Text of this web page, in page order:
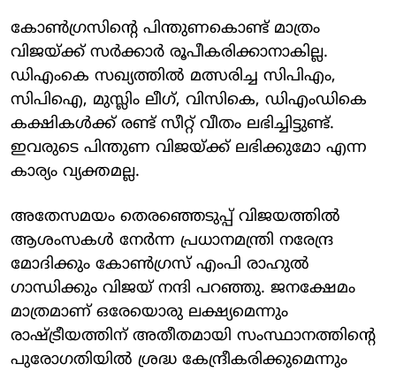
കോൺഗ്രസിന്റെ പിന്തുണകൊണ്ട് മാത്രം
വിജയ്ക്ക് സർക്കാർ രൂപീകരിക്കാനാകില്ല.
ഡിഎംകെ സഖ്യത്തിൽ മത്സരിച്ച സിപിഎം,
സിപിഐ, മുസ്ലിം ലീഗ്, വിസികെ, ഡിഎംഡികെ
കക്ഷികൾക്ക് രണ്ട് സീറ്റ് വീതം ലഭിച്ചിട്ടുണ്ട്.
ഇവരുടെ പിന്തുണ വിജയ്ക്ക് ലഭിക്കുമോ എന്ന
കാര്യം വ്യക്തമല്ല.
അതേസമയം തെരഞ്ഞെടുപ്പ് വിജയത്തിൽ
ആശംസകൾ നേർന്ന പ്രധാനമന്ത്രി നരേന്ദ്ര
മോദിക്കും കോൺഗ്രസ് എംപി രാഹുൽ
ഗാന്ധിക്കും വിജയ് നന്ദി പറഞ്ഞു. ജനക്ഷേമം
മാത്രമാണ് ഒരേയൊരു ലക്ഷ്യമെന്നും
രാഷ്ട്രീയത്തിന് അതീതമായി സംസ്ഥാനത്തിന്റെ
പുരോഗതിയിൽ ശ്രദ്ധ കേന്ദ്രീകരിക്കുമെന്നും